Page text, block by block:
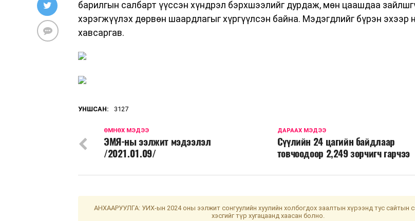
барилгын салбарт үүссэн хүндрэл бэрхшээлийг дурдаж, мөн цаашдаа
хэрэгжүүлэх дөрвөн шаардлагыг хүргүүлсэн байна. Мэдэгдлийг бүрэн эхээр
хавсаргав.
УНШСАН: 3127
ДАРААХ МЭДЭЭ
Сүүлийн 24 цагийн байдлаар
товчоодоор 2,249 зорчигч гарчээ
ӨМНӨХ МЭДЭЭ
ЭМЯ-ны ээлжит мэдээлэл
/2021.01.09/
АНХААРУУЛГА: УИХ-ын 2024 оны ээлжит сонгуулийн хуулийн холбогдох заалтын хүрээнд тус сайтын
хэсгийг түр хугацаанд хаасан болно.